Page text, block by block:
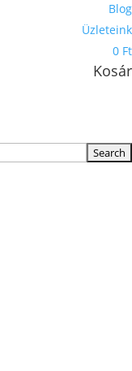
Blog
Üzleteink
0 Ft
Kosár